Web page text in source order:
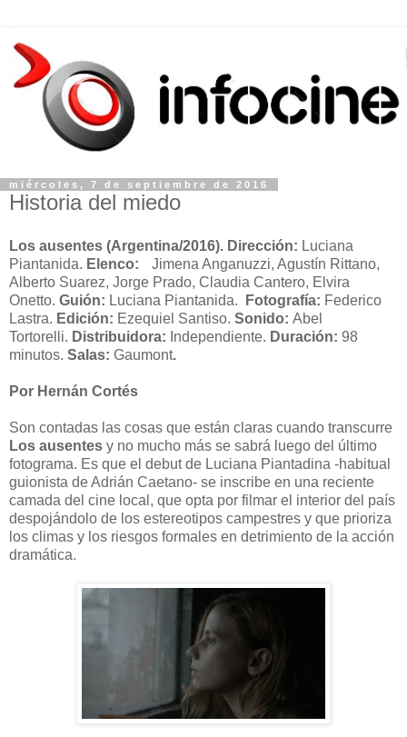
miércoles, 7 de septiembre de 2016
Historia del miedo
Los ausentes (Argentina/2016). Dirección: Luciana
Piantanida. Elenco: Jimena Anganuzzi, Agustín Rittano,
Alberto Suarez, Jorge Prado, Claudia Cantero, Elvira
Onetto. Guión: Luciana Piantanida. Fotografía: Federico
Lastra. Edición: Ezequiel Santiso. Sonido: Abel
Tortorelli. Distribuidora: Independiente. Duración: 98
minutos. Salas: Gaumont.
Por Hernán Cortés
Son contadas las cosas que están claras cuando transcurre
Los ausentes y no mucho más se sabrá luego del último
fotograma. Es que el debut de Luciana Piantadina -habitual
guionista de Adrián Caetano- se inscribe en una reciente
camada del cine local, que opta por filmar el interior del país
despojándolo de los estereotipos campestres y que prioriza
los climas y los riesgos formales en detrimiento de la acción
dramática.